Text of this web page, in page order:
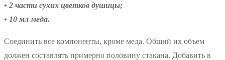
• 2 части сухих цветков душицы;
• 10 мл меда.
Соединить все компоненты, кроме меда. Общий их объем
должен составлять примерно половину стакана. Добавить в